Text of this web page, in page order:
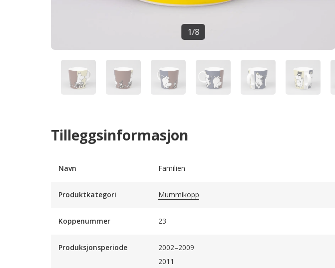
1/8
Tilleggsinformasjon
Navn Familien
Produktkategori Mummikopp
Koppenummer 23
Produksjonsperiode
2002–2009
2011